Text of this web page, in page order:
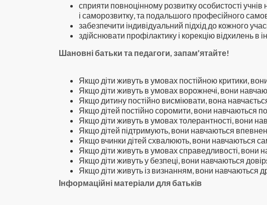
сприяти повноцінному розвитку особистості
і саморозвитку, та подальшого професійного
забезпечити індивідуальний підхід до кожного
здійснювати профілактику і корекцію відхилень в
Шановні батьки та педагоги, запам’ятайте!
Якщо діти живуть в умовах постійною критики,
Якщо діти живуть в умовах ворожнечі, вони
Якщо дитину постійно висміювати, вона
Якщо дітей постійно соромити, вони навчаються
Якщо діти живуть в умовах толерантності, вони
Якщо дітей підтримують, вони навчаються
Якщо вчинки дітей схвалюють, вони навчаються
Якщо діти живуть в умовах справедливості, вони
Якщо діти живуть у безпеці, вони навчаються
Якщо діти живуть із визнанням, вони навчаються
Інформаційні матеріали для батьків